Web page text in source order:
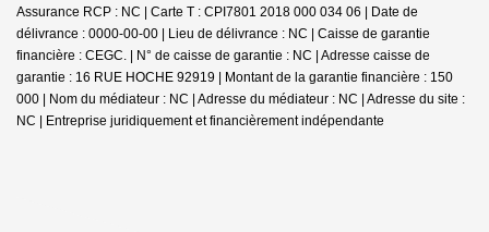
Assurance RCP : NC | Carte T : CPI7801 2018 000 034 06 | Date de
délivrance : 0000-00-00 | Lieu de délivrance : NC | Caisse de garantie
financière : CEGC. | N° de caisse de garantie : NC | Adresse caisse de
garantie : 16 RUE HOCHE 92919 | Montant de la garantie financière : 150
000 | Nom du médiateur : NC | Adresse du médiateur : NC | Adresse du site :
NC | Entreprise juridiquement et financièrement indépendante